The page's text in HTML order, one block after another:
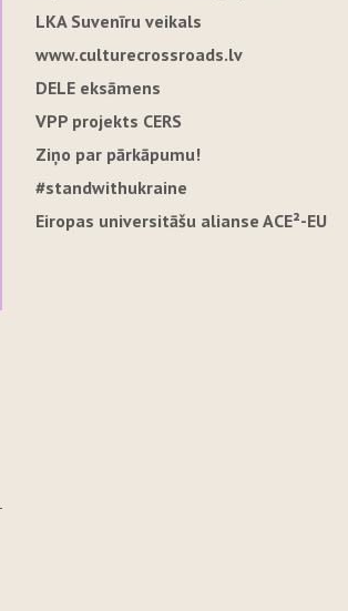
LKA Suvenīru veikals
www.culturecrossroads.lv
DELE eksāmens
VPP projekts CERS
Ziņo par pārkāpumu!
#standwithukraine
Eiropas universitāšu alianse ACE²-EU